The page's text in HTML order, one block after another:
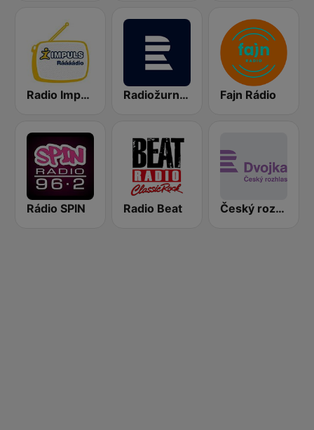
Radio Impuls Radiožurnál Sport Fajn Rádio
Rádio SPIN Radio Beat Český rozhlas Dvojka